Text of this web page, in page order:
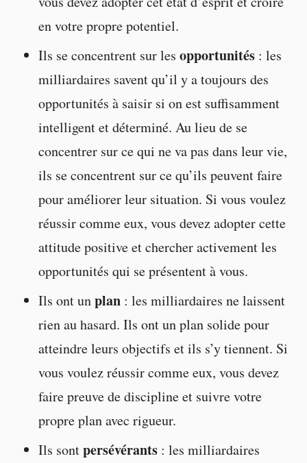
en votre propre potentiel.
Ils se concentrent sur les opportunités: les
milliardaires savent qu’il y a toujours des
opportunités à saisir si on est suffisamment
intelligent et déterminé. Au lieu de se
concentrer sur ce qui ne va pas dans leur vie,
ils se concentrent sur ce qu’ils peuvent faire
pour améliorer leur situation. Si vous voulez
réussir comme eux, vous devez adopter cette
attitude positive et chercher activement les
opportunités qui se présentent à vous.
Ils ont unplan: les milliardaires ne laissent
rien au hasard. Ils ont un plan solide pour
atteindre leurs objectifs et ils s’y tiennent. Si
vous voulez réussir comme eux, vous devez
faire preuve de discipline et suivre votre
propre plan avec rigueur.
Ils sontpersévérants: les milliardaires